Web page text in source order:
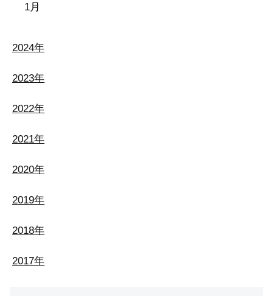
1月
2024年
2023年
2022年
2021年
2020年
2019年
2018年
2017年